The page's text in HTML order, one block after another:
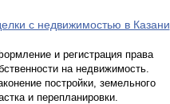
с недвижимостью в Казани
и регистрация права
на недвижимость.
постройки, земельного
и перепланировки.